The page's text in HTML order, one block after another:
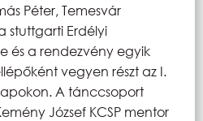
Péter, Temesvár
stuttgarti Erdélyi
és a rendezvény egyik
vegyen részt az I.
A tánccsoport
József KCSP mentor